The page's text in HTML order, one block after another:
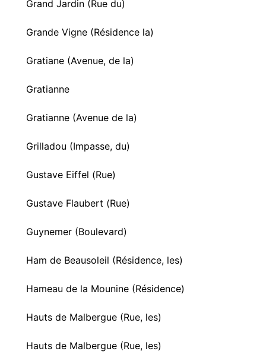
Grand Jardin (Rue du)
Grande Vigne (Résidence la)
Gratiane (Avenue, de la)
Gratianne
Gratianne (Avenue de la)
Grilladou (Impasse, du)
Gustave Eiffel (Rue)
Gustave Flaubert (Rue)
Guynemer (Boulevard)
Ham de Beausoleil (Résidence, les)
Hameau de la Mounine (Résidence)
Hauts de Malbergue (Rue, les)
Hauts de Malbergue (Rue, les)